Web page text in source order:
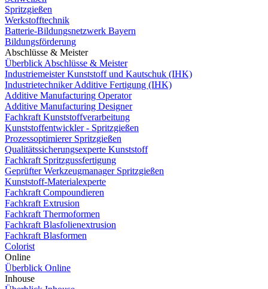
Spritzgießen
Werkstofftechnik
Batterie-Bildungsnetzwerk Bayern
Bildungsförderung
Abschlüsse & Meister
Überblick Abschlüsse & Meister
Industriemeister Kunststoff und Kautschuk (IHK)
Industrietechniker Additive Fertigung (IHK)
Additive Manufacturing Operator
Additive Manufacturing Designer
Fachkraft Kunststoffverarbeitung
Kunststoffentwickler - Spritzgießen
Prozessoptimierer Spritzgießen
Qualitätssicherungsexperte Kunststoff
Fachkraft Spritzgussfertigung
Geprüfter Werkzeugmanager Spritzgießen
Kunststoff-Materialexperte
Fachkraft Compoundieren
Fachkraft Extrusion
Fachkraft Thermoformen
Fachkraft Blasfolienextrusion
Fachkraft Blasformen
Colorist
Online
Überblick Online
Inhouse